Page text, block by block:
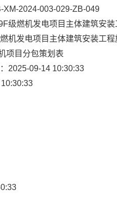
2024-003-029-ZB-049
级燃机发电项目主体建筑安
机发电项目主体建筑安装工程
项目分包策划表
2025-09-14 10:30:33